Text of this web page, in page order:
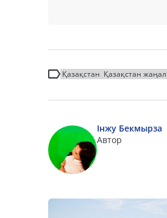
Қазақстан Қазақстан
Інжу Бекмырза
Автор